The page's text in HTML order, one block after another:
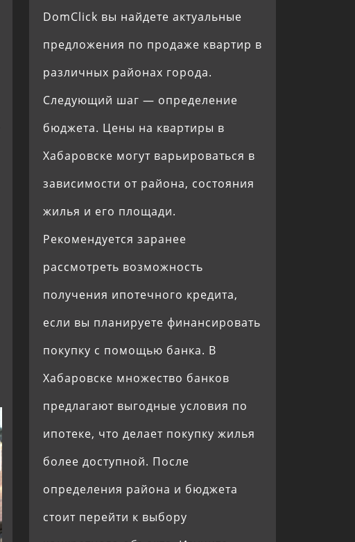
DomClick вы найдете актуальные
предложения по продаже квартир в
различных районах города.
Следующий шаг — определение
бюджета. Цены на квартиры в
Хабаровске могут варьироваться в
зависимости от района, состояния
жилья и его площади.
Рекомендуется заранее
рассмотреть возможность
получения ипотечного кредита,
если вы планируете финансировать
покупку с помощью банка. В
Хабаровске множество банков
предлагают выгодные условия по
ипотеке, что делает покупку жилья
более доступной. После
определения района и бюджета
стоит перейти к выбору